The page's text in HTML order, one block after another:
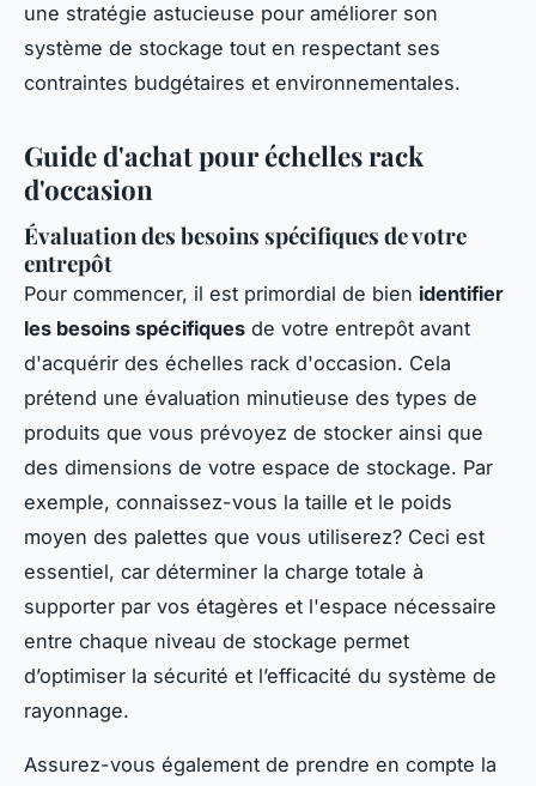
une stratégie astucieuse pour améliorer son
système de stockage tout en respectant ses
contraintes budgétaires et environnementales.
Guide d'achat pour échelles rack
d'occasion
Évaluation des besoins spécifiques de votre
entrepôt
Pour commencer, il est primordial de bien identifier
les besoins spécifiques de votre entrepôt avant
d'acquérir des échelles rack d'occasion. Cela
prétend une évaluation minutieuse des types de
produits que vous prévoyez de stocker ainsi que
des dimensions de votre espace de stockage. Par
exemple, connaissez-vous la taille et le poids
moyen des palettes que vous utiliserez? Ceci est
essentiel, car déterminer la charge totale à
supporter par vos étagères et l'espace nécessaire
entre chaque niveau de stockage permet
d’optimiser la sécurité et l’efficacité du système de
rayonnage.
Assurez-vous également de prendre en compte la